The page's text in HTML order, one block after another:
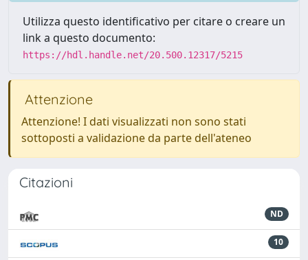
Utilizza questo identificativo per citare o creare un
link a questo documento:
https://hdl.handle.net/20.500.12317/5215
Attenzione
Attenzione! I dati visualizzati non sono stati
sottoposti a validazione da parte dell'ateneo
Citazioni
ND
10